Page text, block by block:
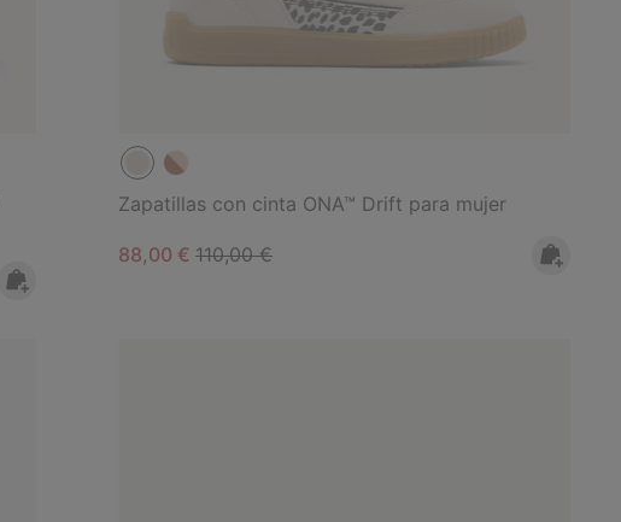
Zapatillas con cinta ONA™ Drift para mujer
Sale price:
88,00 €Regular price:
110,00 €